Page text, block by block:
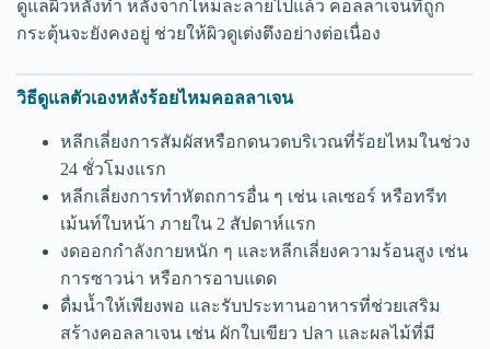
ดูแลผิวหลังทำ หลังจากไหมละลายไปแล้ว คอลลาเจนที่ถูก
กระตุ้นจะยังคงอยู่ ช่วยให้ผิวดูเต่งตึงอย่างต่อเนื่อง
วิธีดูแลตัวเองหลังร้อยไหมคอลลาเจน
หลีกเลี่ยงการสัมผัสหรือกดนวดบริเวณที่ร้อยไหมในช่วง
24 ชั่วโมงแรก
หลีกเลี่ยงการทำหัตถการอื่น ๆ เช่น เลเซอร์ หรือทรีท
เม้นท์ใบหน้า ภายใน 2 สัปดาห์แรก
งดออกกำลังกายหนัก ๆ และหลีกเลี่ยงความร้อนสูง เช่น
การซาวน่า หรือการอาบแดด
ดื่มน้ำให้เพียงพอ และรับประทานอาหารที่ช่วยเสริม
สร้างคอลลาเจน เช่น ผักใบเขียว ปลา และผลไม้ที่มี